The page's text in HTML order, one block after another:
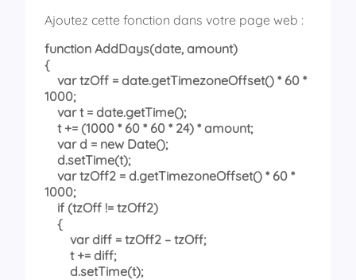
Ajoutez cette fonction dans votre page web :
function AddDays(date, amount)
{
var tzOff = date.getTimezoneOffset() * 60 *
1000;
var t = date.getTime();
t += (1000 * 60 * 60 * 24) * amount;
var d = new Date();
d.setTime(t);
var tzOff2 = d.getTimezoneOffset() * 60 *
1000;
if (tzOff != tzOff2)
{
var diff = tzOff2 – tzOff;
t += diff;
d.setTime(t);